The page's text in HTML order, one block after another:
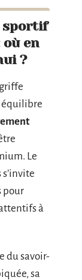
sportif
en
?
Le
pour
à
du savoir-
sa